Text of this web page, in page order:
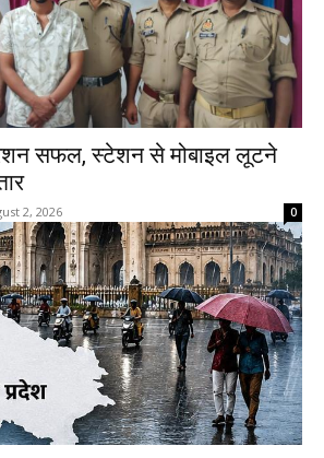
सफल, स्टेशन से मोबाइल लूटने
2, 2026 0